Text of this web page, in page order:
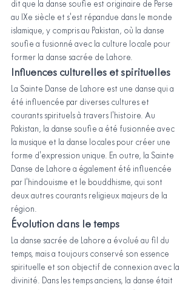
dit que la danse soufie est originaire de Perse
au IXe siècle et s'est répandue dans le monde
islamique, y compris au Pakistan, où la danse
soufie a fusionné avec la culture locale pour
former la danse sacrée de Lahore.
Influences culturelles et spirituelles
La Sainte Danse de Lahore est une danse qui a
été influencée par diverses cultures et
courants spirituels à travers l'histoire. Au
Pakistan, la danse soufie a été fusionnée avec
la musique et la danse locales pour créer une
forme d'expression unique. En outre, la Sainte
Danse de Lahore a également été influencée
par l'hindouisme et le bouddhisme, qui sont
deux autres courants religieux majeurs de la
région.
Évolution dans le temps
La danse sacrée de Lahore a évolué au fil du
temps, mais a toujours conservé son essence
spirituelle et son objectif de connexion avec la
divinité. Dans les temps anciens, la danse était